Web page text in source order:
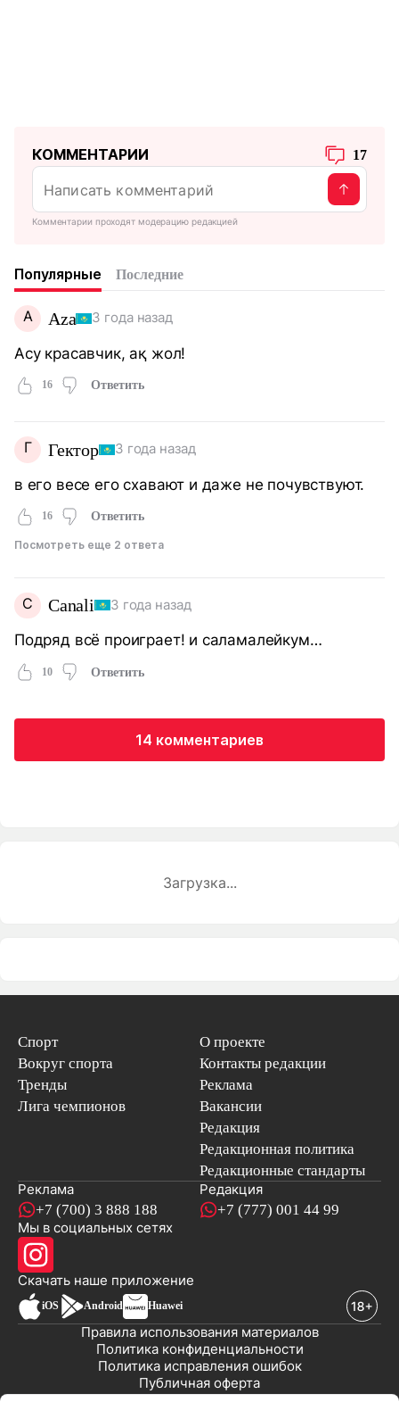
КОММЕНТАРИИ 17
Комментарии проходят модерацию редакцией
Популярные Последние
A Aza 3 года назад
Асу красавчик, ақ жол!
16 Ответить
Г Гектор 3 года назад
в его весе его схавают и даже не почувствуют.
16 Ответить
Посмотреть еще 2 ответа
C Canali 3 года назад
Подряд всё проиграет! и саламалейкум…
10 Ответить
14 комментариев
Загрузка...
Спорт
Вокруг спорта
Тренды
Лига чемпионов
О проекте
Контакты редакции
Реклама
Вакансии
Редакция
Редакционная политика
Редакционные стандарты
Реклама
+7 (700) 3 888 188
Редакция
+7 (777) 001 44 99
Мы в социальных сетях
Скачать наше приложениеновостей
iOS Android Huawei
Публичная оферта
Политика исправления ошибок
Политика конфиденциальности
Правила использования материалов